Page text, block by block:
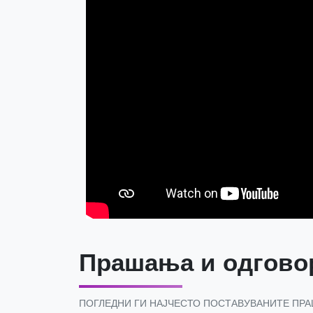
Прашања и
ПОГЛЕДНИ ГИ НАЈЧЕСТО ПОСТАВУВАНИТЕ